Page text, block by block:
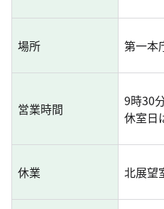
場所 第一本
営業時間
9時30
休室日
休業 北展望